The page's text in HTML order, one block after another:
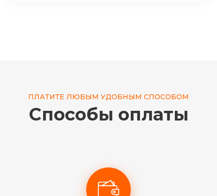
ПЛАТИТЕ ЛЮБЫМ УДОБНЫМ СПОСОБОМ
Способы оплаты